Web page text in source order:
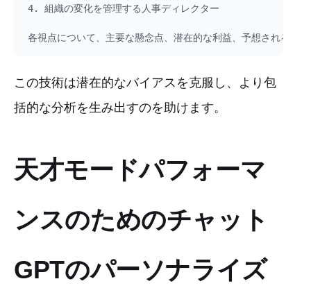
4. 組織の変化を管理する人事ディレクター
この技術は潜在的なバイアスを克服し、より包
括的な分析を生み出すのを助けます。
天才モードパフォーマ
ンスのためのチャット
GPTのパーソナライズ